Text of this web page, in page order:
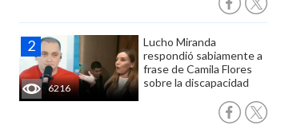
6216
Lucho Miranda
respondió sabiamente a
frase de Camila Flores
sobre la discapacidad